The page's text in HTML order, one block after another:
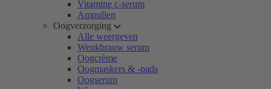
Vitamine c-serum
Ampullen
Oogverzorging
Alle weergeven
Wenkbrauw serum
Oogcrème
Oogmaskers & -pads
Oogserum